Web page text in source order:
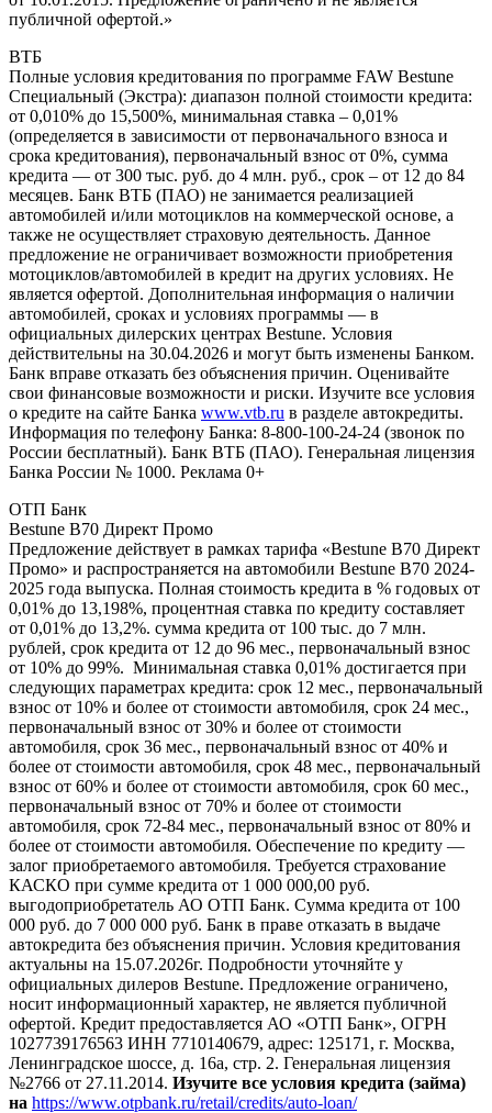
публичной офертой.»
ВТБ
Полные условия кредитования по программе FAW Bestune
Специальный (Экстра): диапазон полной стоимости кредита:
от 0,010% до 15,500%, минимальная ставка – 0,01%
(определяется в зависимости от первоначального взноса и
срока кредитования), первоначальный взнос от 0%, сумма
кредита — от 300 тыс. руб. до 4 млн. руб., срок – от 12 до 84
месяцев. Банк ВТБ (ПАО) не занимается реализацией
автомобилей и/или мотоциклов на коммерческой основе, а
также не осуществляет страховую деятельность. Данное
предложение не ограничивает возможности приобретения
мотоциклов/автомобилей в кредит на других условиях. Не
является офертой. Дополнительная информация о наличии
автомобилей, сроках и условиях программы — в
официальных дилерских центрах Bestune. Условия
действительны на 30.04.2026 и могут быть изменены Банком.
Банк вправе отказать без объяснения причин. Оценивайте
свои финансовые возможности и риски. Изучите все условия
о кредите на сайте Банка www.vtb.ru в разделе автокредиты.
Информация по телефону Банка: 8-800-100-24-24 (звонок по
России бесплатный). Банк ВТБ (ПАО). Генеральная лицензия
Банка России № 1000. Реклама 0+
ОТП Банк
Bestune B70 Директ Промо
Предложение действует в рамках тарифа «Bestune B70 Директ
Промо» и распространяется на автомобили Bestune B70 2024-
2025 года выпуска. Полная стоимость кредита в % годовых от
0,01% до 13,198%, процентная ставка по кредиту составляет
от 0,01% до 13,2%. сумма кредита от 100 тыс. до 7 млн.
рублей, срок кредита от 12 до 96 мес., первоначальный взнос
от 10% до 99%. Минимальная ставка 0,01% достигается при
следующих параметрах кредита: срок 12 мес., первоначальный
взнос от 10% и более от стоимости автомобиля, срок 24 мес.,
первоначальный взнос от 30% и более от стоимости
автомобиля, срок 36 мес., первоначальный взнос от 40% и
более от стоимости автомобиля, срок 48 мес., первоначальный
взнос от 60% и более от стоимости автомобиля, срок 60 мес.,
первоначальный взнос от 70% и более от стоимости
автомобиля, срок 72-84 мес., первоначальный взнос от 80% и
более от стоимости автомобиля. Обеспечение по кредиту —
залог приобретаемого автомобиля. Требуется страхование
КАСКО при сумме кредита от 1 000 000,00 руб.
выгодоприобретатель АО ОТП Банк. Сумма кредита от 100
000 руб. до 7 000 000 руб. Банк в праве отказать в выдаче
автокредита без объяснения причин. Условия кредитования
актуальны на 15.07.2026г. Подробности уточняйте у
официальных дилеров Bestune. Предложение ограничено,
носит информационный характер, не является публичной
офертой. Кредит предоставляется АО «ОТП Банк», ОГРН
1027739176563 ИНН 7710140679, адрес: 125171, г. Москва,
Ленинградское шоссе, д. 16а, стр. 2. Генеральная лицензия
№2766 от 27.11.2014. Изучите все условия кредита (займа)
на https://www.otpbank.ru/retail/credits/auto-loan/